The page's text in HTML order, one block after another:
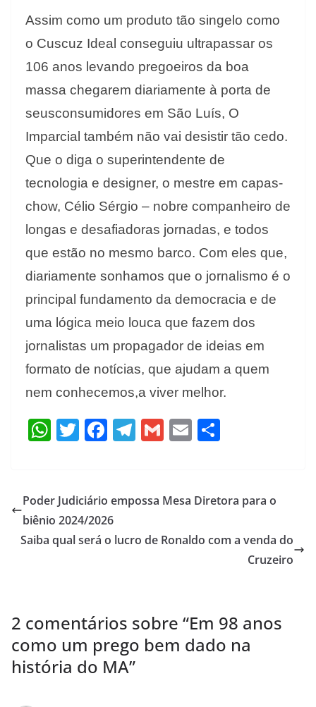
Assim como um produto tão singelo como
o Cuscuz Ideal conseguiu ultrapassar os
106 anos levando pregoeiros da boa
massa chegarem diariamente à porta de
seusconsumidores em São Luís, O
Imparcial também não vai desistir tão cedo.
Que o diga o superintendente de
tecnologia e designer, o mestre em capas-
chow, Célio Sérgio – nobre companheiro de
longas e desafiadoras jornadas, e todos
que estão no mesmo barco. Com eles que,
diariamente sonhamos que o jornalismo é o
principal fundamento da democracia e de
uma lógica meio louca que fazem dos
jornalistas um propagador de ideias em
formato de notícias, que ajudam a quem
nem conhecemos,a viver melhor.
W
s
A
p
T
er
F
b
o
o
T
gr
m
G
l
E
l e
Poder Judiciário empossa Mesa Diretora para o
biênio 2024/2026
Saiba qual será o lucro de Ronaldo com a venda do
Cruzeiro
2 comentários sobre “Em 98 anos
como um prego bem dado na
história do MA”